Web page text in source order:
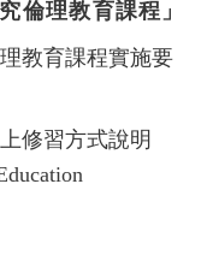
倫理教育課程」
教育課程實施要
修習方式說明